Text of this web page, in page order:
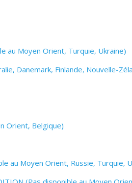
au Moyen Orient, Turquie, Ukraine)
Danemark, Finlande, Nouvelle-
Orient, Belgique)
au Moyen Orient, Russie, Turquie,